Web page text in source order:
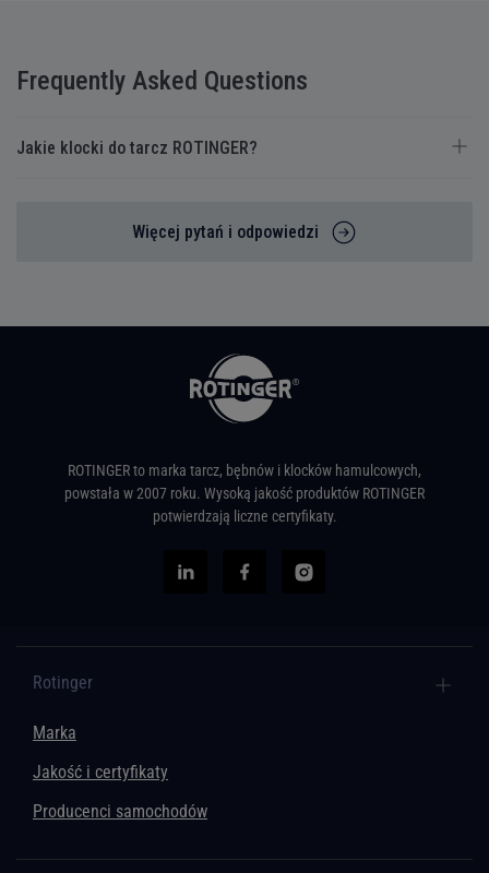
Frequently Asked Questions
Jakie klocki do tarcz ROTINGER?
Więcej pytań i odpowiedzi
ROTINGER to marka tarcz, bębnów i klocków hamulcowych,
powstała w 2007 roku. Wysoką jakość produktów ROTINGER
potwierdzają liczne certyfikaty.
Rotinger
Marka
Jakość i certyfikaty
Producenci samochodów